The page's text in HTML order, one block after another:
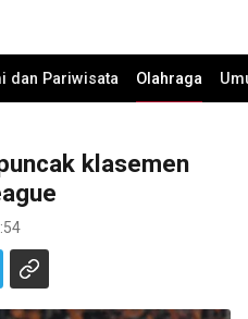
dan Pariwisata Olahraga
klasemen